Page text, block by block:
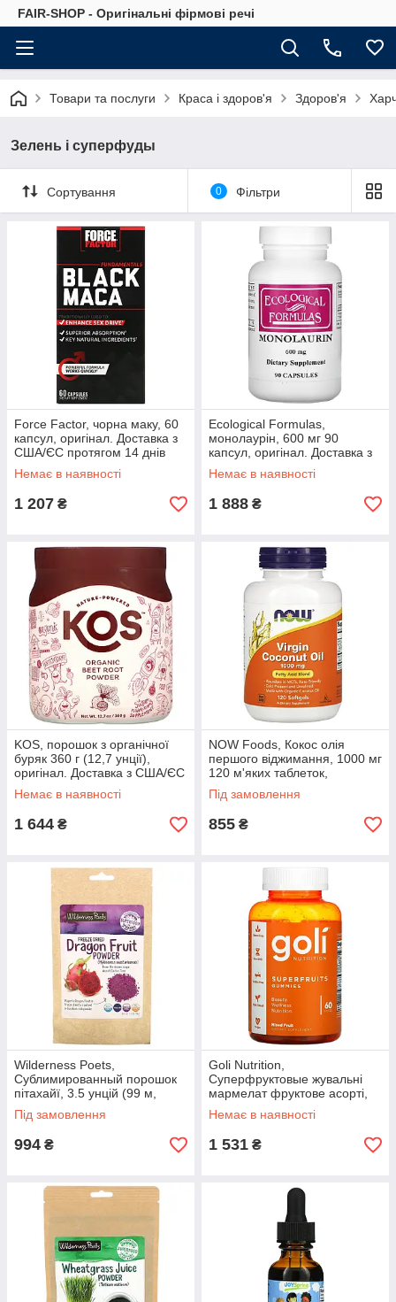
FAIR-SHOP - Оригінальні фірмові речі
Товари та послуги Краса і здоров'я Здоров'я
Зелень і суперфуды
Сортування 0 Фільтри
Force Factor, чорна маку, 60
капсул, оригінал. Доставка з
США/ЄС протягом 14 днів
Немає в наявності
1 207 ₴
Ecological Formulas,
монолаурін, 600 мг 90
капсул, оригінал. Доставка з
США/ЄС протягом 14 днів
Немає в наявності
1 888 ₴
KOS, порошок з органічної
буряк 360 г (12,7 унції),
оригінал. Доставка з США/ЄС
протягом 14 днів
Немає в наявності
1 644 ₴
NOW Foods, Кокос олія
першого віджимання, 1000 мг
120 м'яких таблеток,
оригінал. Доставка з США/ЄС
протягом 14 днів
Під замовлення
855 ₴
Wilderness Poets,
Сублимированный порошок
пітахайї, 3.5 унцій (99 м,
оригінал. Доставка з США/ЄС
протягом 14 днів
Під замовлення
994 ₴
Goli Nutrition,
Суперфруктовые жувальні
мармелат фруктове асорті,
60 шт., оригінал. Доставка з
США/ЄС протягом 14 днів
Немає в наявності
1 531 ₴